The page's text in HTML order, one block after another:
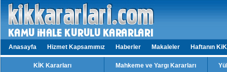
Anasayfa Hizmet Kapsamımız Haberler Makaleler Haftanın
KİK Kararları Mahkeme ve Yargı Kararları